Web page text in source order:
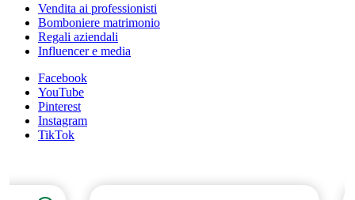
Vendita ai professionisti
Bomboniere matrimonio
Regali aziendali
Influencer e media
Facebook
YouTube
Pinterest
Instagram
TikTok